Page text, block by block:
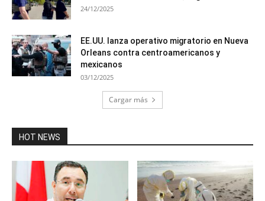
24/12/2025
EE.UU. lanza operativo migratorio en Nueva
Orleans contra centroamericanos y
mexicanos
03/12/2025
Cargar más
HOT NEWS